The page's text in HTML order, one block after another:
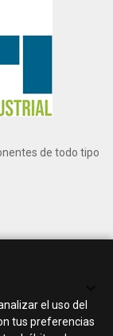
de todo tipo
el uso del
tus preferencias